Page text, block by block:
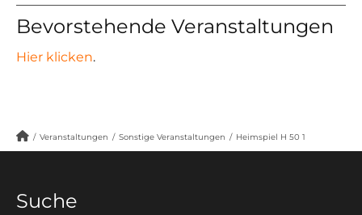
Bevorstehende Veranstaltungen
Hier klicken.
/ Veranstaltungen / Sonstige Veranstaltungen / Heimspiel H 50 1
Suche